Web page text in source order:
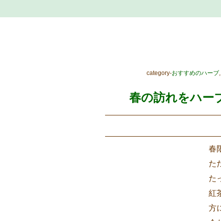
category-おすすめのハーブ,
春の訪れをハー
春
た
た
紅
方